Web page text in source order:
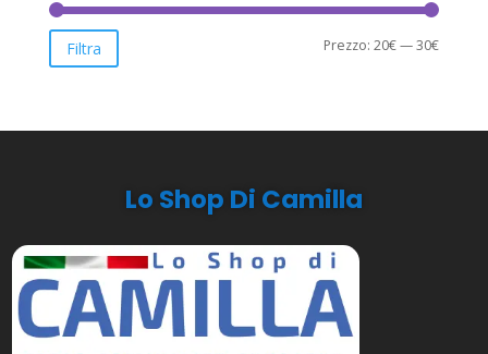
Prezzo
Prezzo
Filtra Prezzo:20€—30€
Lo Shop Di Camilla